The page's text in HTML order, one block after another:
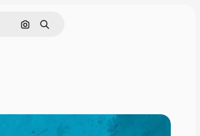
Cerca per immagine
Ricerca